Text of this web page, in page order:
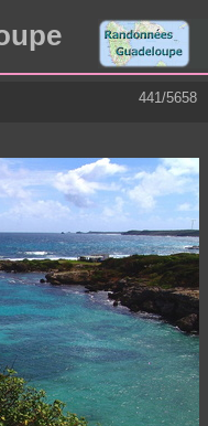
441/5658